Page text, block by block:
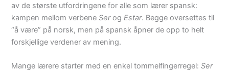
av de største utfordringene for alle som lærer spansk:
kampen mellom verbeneSerogEstar. Begge oversettes til
“å være” på norsk, men på spansk åpner de opp to helt
forskjellige verdener av mening.
Mange lærere starter med en enkel tommelfingerregel:Ser